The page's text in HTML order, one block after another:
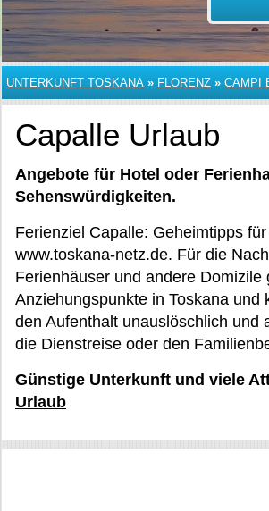
UNTERKUNFT TOSKANA » FLORENZ » CAMPI
Capalle Urlaub
Angebote für Hotel oder
Sehenswürdigkeiten.
Ferienziel Capalle: Geheimtipps
www.toskana-netz.de. Für die
Ferienhäuser und andere
Anziehungspunkte in Toskana
den Aufenthalt unauslöschlich und
die Dienstreise oder den
Günstige Unterkunft und viele
Urlaub